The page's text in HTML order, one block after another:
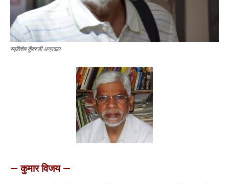
स्मृतिशेष कुॅंवरजी अग्रवाल
— कुमार विजय —